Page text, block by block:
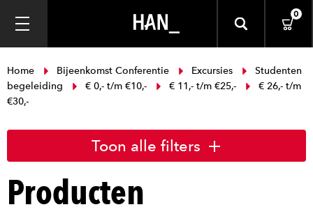
0
Home Bijeenkomst Conferentie Excursies
Studenten
begeleiding
€ 0,- t/m €10,- € 11,- t/m €25,-
€ 26,- t/m
€30,-
Toon alle filters
Producten